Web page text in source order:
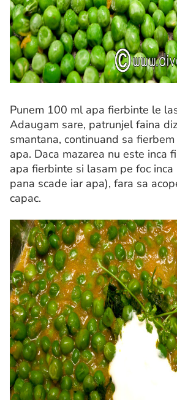
Punem 100 ml apa fierbinte le
Adaugam sare, patrunjel faina
smantana, continuand sa
apa. Daca mazarea nu este inca
apa fierbinte si lasam pe foc
pana scade iar apa), fara sa
capac.